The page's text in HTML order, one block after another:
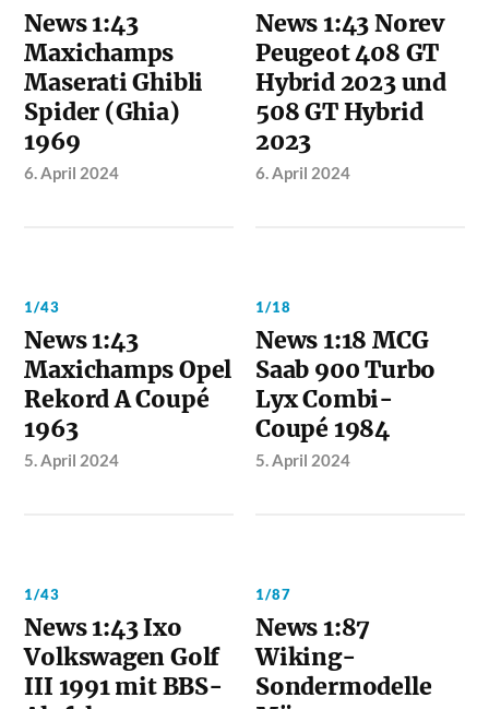
News 1:43
Maxichamps
Maserati Ghibli
Spider (Ghia)
1969
6. April 2024
News 1:43 Norev
Peugeot 408 GT
Hybrid 2023 und
508 GT Hybrid
2023
6. April 2024
1/43
News 1:43
Maxichamps Opel
Rekord A Coupé
1963
5. April 2024
1/18
News 1:18 MCG
Saab 900 Turbo
Lyx Combi-
Coupé 1984
5. April 2024
1/43
News 1:43 Ixo
Volkswagen Golf
III 1991 mit BBS-
1/87
News 1:87
Wiking-
Sondermodelle